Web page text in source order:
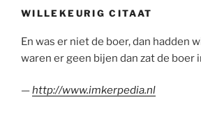
WILLEKEURIG CITAAT
En was er niet de boer, dan hadden
waren er geen bijen dan zat de boer
—http://www.imkerpedia.nl